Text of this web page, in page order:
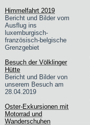
Himmelfahrt 2019
Bericht und Bilder vom
Ausflug ins
luxemburgisch-
französisch-belgische
Grenzgebiet
Besuch der Völklinger
Hütte
Bericht und Bilder von
unserem Besuch am
28.04.2019
Oster-Exkursionen mit
Motorrad und
Wanderschuhen